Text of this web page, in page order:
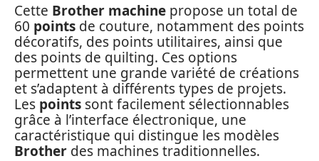
Cette Brother machine propose un total de
60 points de couture, notamment des points
décoratifs, des points utilitaires, ainsi que
des points de quilting. Ces options
permettent une grande variété de créations
et s’adaptent à différents types de projets.
Les points sont facilement sélectionnables
grâce à l’interface électronique, une
caractéristique qui distingue les modèles
Brother des machines traditionnelles.